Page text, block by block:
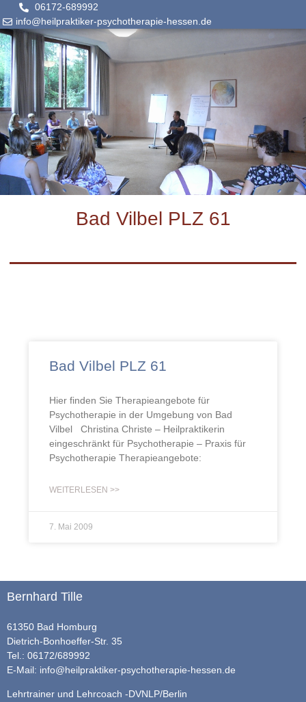
06172-689992
info@heilpraktiker-psychotherapie-hessen.de
Bad Vilbel PLZ 61
Bad Vilbel PLZ 61
Hier finden Sie Therapieangebote für
Psychotherapie in der Umgebung von Bad
Vilbel Christina Christe – Heilpraktikerin
eingeschränkt für Psychotherapie – Praxis für
Psychotherapie Therapieangebote:
WEITERLESEN >>
7. Mai 2009
Bernhard Tille
61350 Bad Homburg
Dietrich-Bonhoeffer-Str. 35
Tel.: 06172/689992
E-Mail: info@heilpraktiker-psychotherapie-hessen.de
Lehrtrainer und Lehrcoach -DVNLP/Berlin